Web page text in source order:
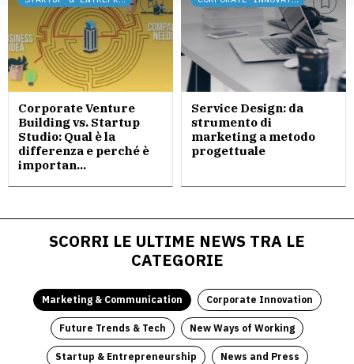
Corporate Venture
Building vs. Startup
Studio: Qual è la
differenza e perché è
importan...
Service Design: da
strumento di
marketing a metodo
progettuale
SCORRI LE ULTIME NEWS TRA LE
CATEGORIE
Marketing & Communication Corporate Innovation
Future Trends & Tech New Ways of Working
Startup & Entrepreneurship News and Press